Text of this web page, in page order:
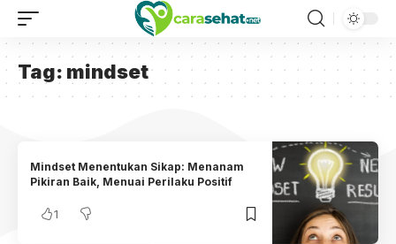
Tag: mindset
Mindset Menentukan Sikap: Menanam
Pikiran Baik, Menuai Perilaku Positif
1